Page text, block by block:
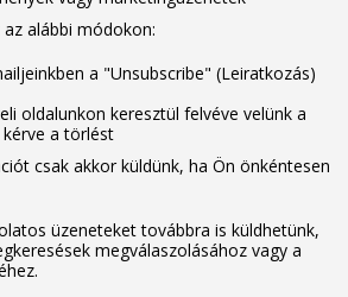
alábbi módokon:
a "Unsubscribe" (Leiratkozás)
oldalunkon keresztül felvéve velünk a
a törlést
csak akkor küldünk, ha Ön önkéntesen
üzeneteket továbbra is küldhetünk,
megválaszolásához vagy a